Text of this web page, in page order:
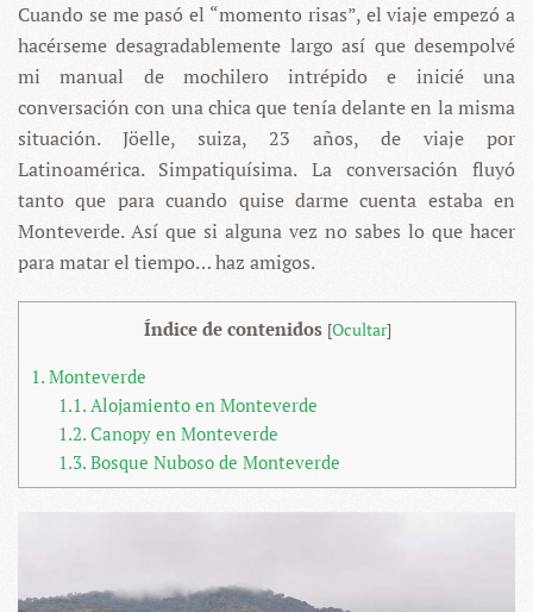
Cuando se me pasó el “momento risas”, el viaje empezó a
hacérseme desagradablemente largo así que desempolvé
mi manual de mochilero intrépido e inicié una
conversación con una chica que tenía delante en la misma
situación. Jöelle, suiza, 23 años, de viaje por
Latinoamérica. Simpatiquísima. La conversación fluyó
tanto que para cuando quise darme cuenta estaba en
Monteverde. Así que si alguna vez no sabes lo que hacer
para matar el tiempo… haz amigos.
Índice de contenidos [Ocultar]
1. Monteverde
1.1.Alojamiento en Monteverde
1.2.Canopy en Monteverde
1.3.Bosque Nuboso de Monteverde